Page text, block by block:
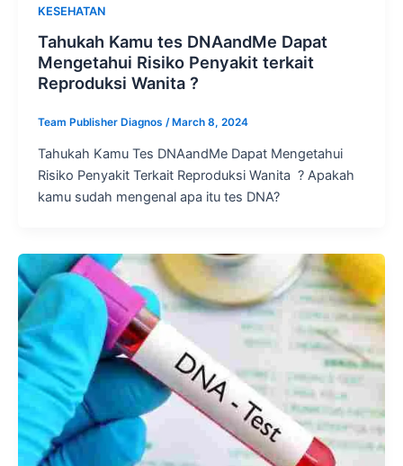
KESEHATAN
Tahukah Kamu tes DNAandMe Dapat
Mengetahui Risiko Penyakit terkait
Reproduksi Wanita ?
Team Publisher Diagnos / March 8, 2024
Tahukah Kamu Tes DNAandMe Dapat Mengetahui
Risiko Penyakit Terkait Reproduksi Wanita ? Apakah
kamu sudah mengenal apa itu tes DNA?